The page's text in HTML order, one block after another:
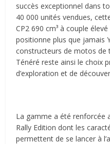
succès exceptionnel dans
40 000 unités vendues,
CP2 690 cm³ à couple
positionne plus que jamais
constructeurs de motos de
Ténéré reste ainsi le choix
d’exploration et de
La gamme a été renforcée
Rally Edition dont les
permettent de se lancer à